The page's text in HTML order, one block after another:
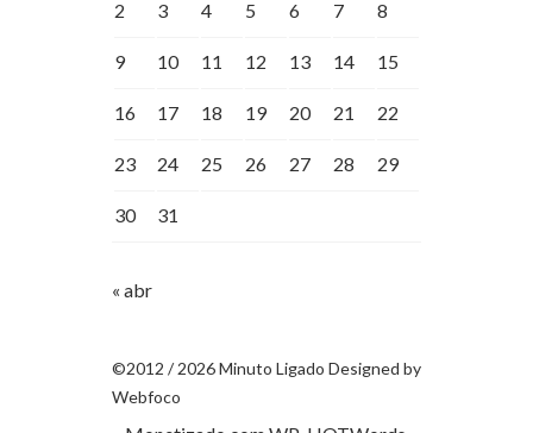
2 3 4 5 6 7 8
9 10 11 12 13 14 15
16 17 18 19 20 21 22
23 24 25 26 27 28 29
30 31
« abr
©2012 / 2026 Minuto Ligado Designed by
Webfoco